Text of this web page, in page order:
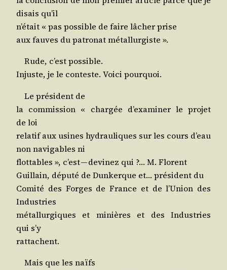
disais qu’il
n’é­tait « pas pos­sible de faire lâcher prise
aux fauves du patro­nat métallurgiste ».
Rude, c’est possible.
Injuste, je le conteste. Voi­ci pourquoi.
Le pré­sident de
la com­mis­sion « char­gée d’exa­mi­ner le pro­jet
de loi
rela­tif aux usines hydrau­liques sur les cours d’eau
non navi­gables ni
flot­tables », c’est — devi­nez qui ?… M. Florent
Guillain, dépu­té de Dun­kerque et… pré­sident du
Comi­té des Forges de France et de l’U­nion des
Industries
métal­lur­giques et minières et des Indus­tries
qui s’y
rattachent.
Mais que les naïfs